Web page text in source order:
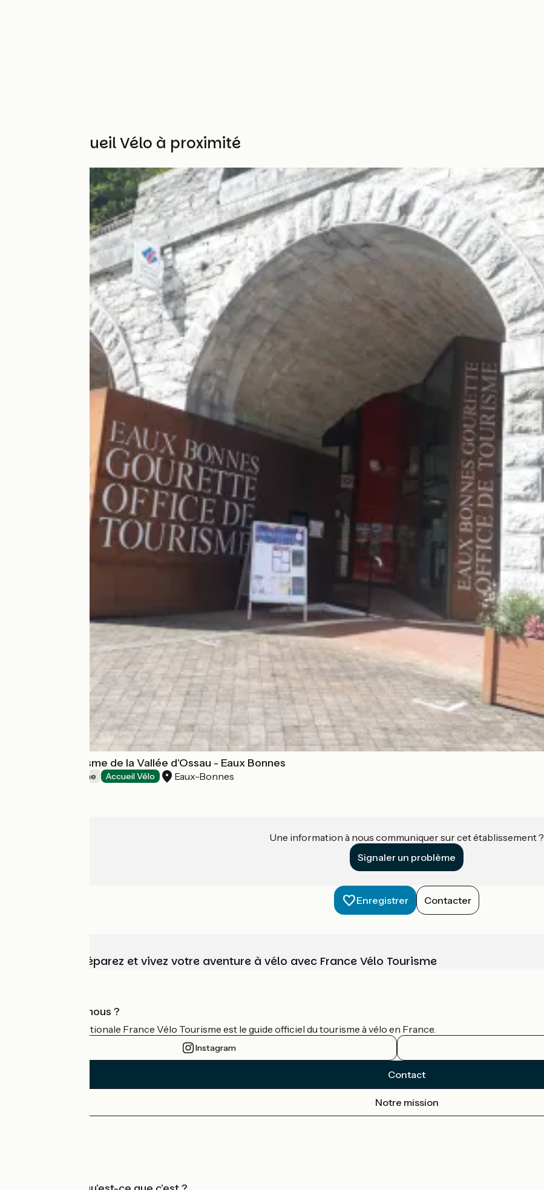
Autres Accueil Vélo à proximité
Office de Tourisme de la Vallée d'Ossau - Eaux Bonnes
Offices de Tourisme Accueil Vélo Eaux-Bonnes
Une information à nous communiquer sur cet établissement ?
Signaler un problème
Enregistrer Contacter
Choisissez, préparez et vivez votre aventure à vélo avec France Vélo Tourisme
Qui sommes-nous ?
L'association nationale France Vélo Tourisme est le guide officiel du tourisme à vélo en France.
Instagram
Contact
Notre mission